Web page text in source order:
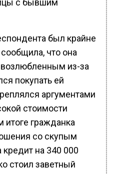
с бывшим
был крайне
что она
из-за
покупать ей
аргументами
стоимости
итоге гражданка
со скупым
на 340 000
стоил заветный